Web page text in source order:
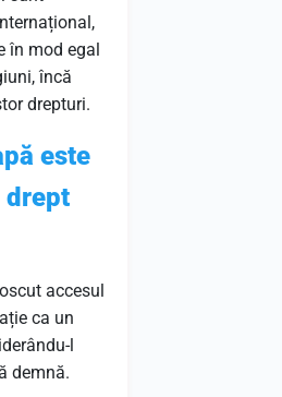
în mod egal
încă
drepturi.
este
drept
accesul
ca un
l
demnă.